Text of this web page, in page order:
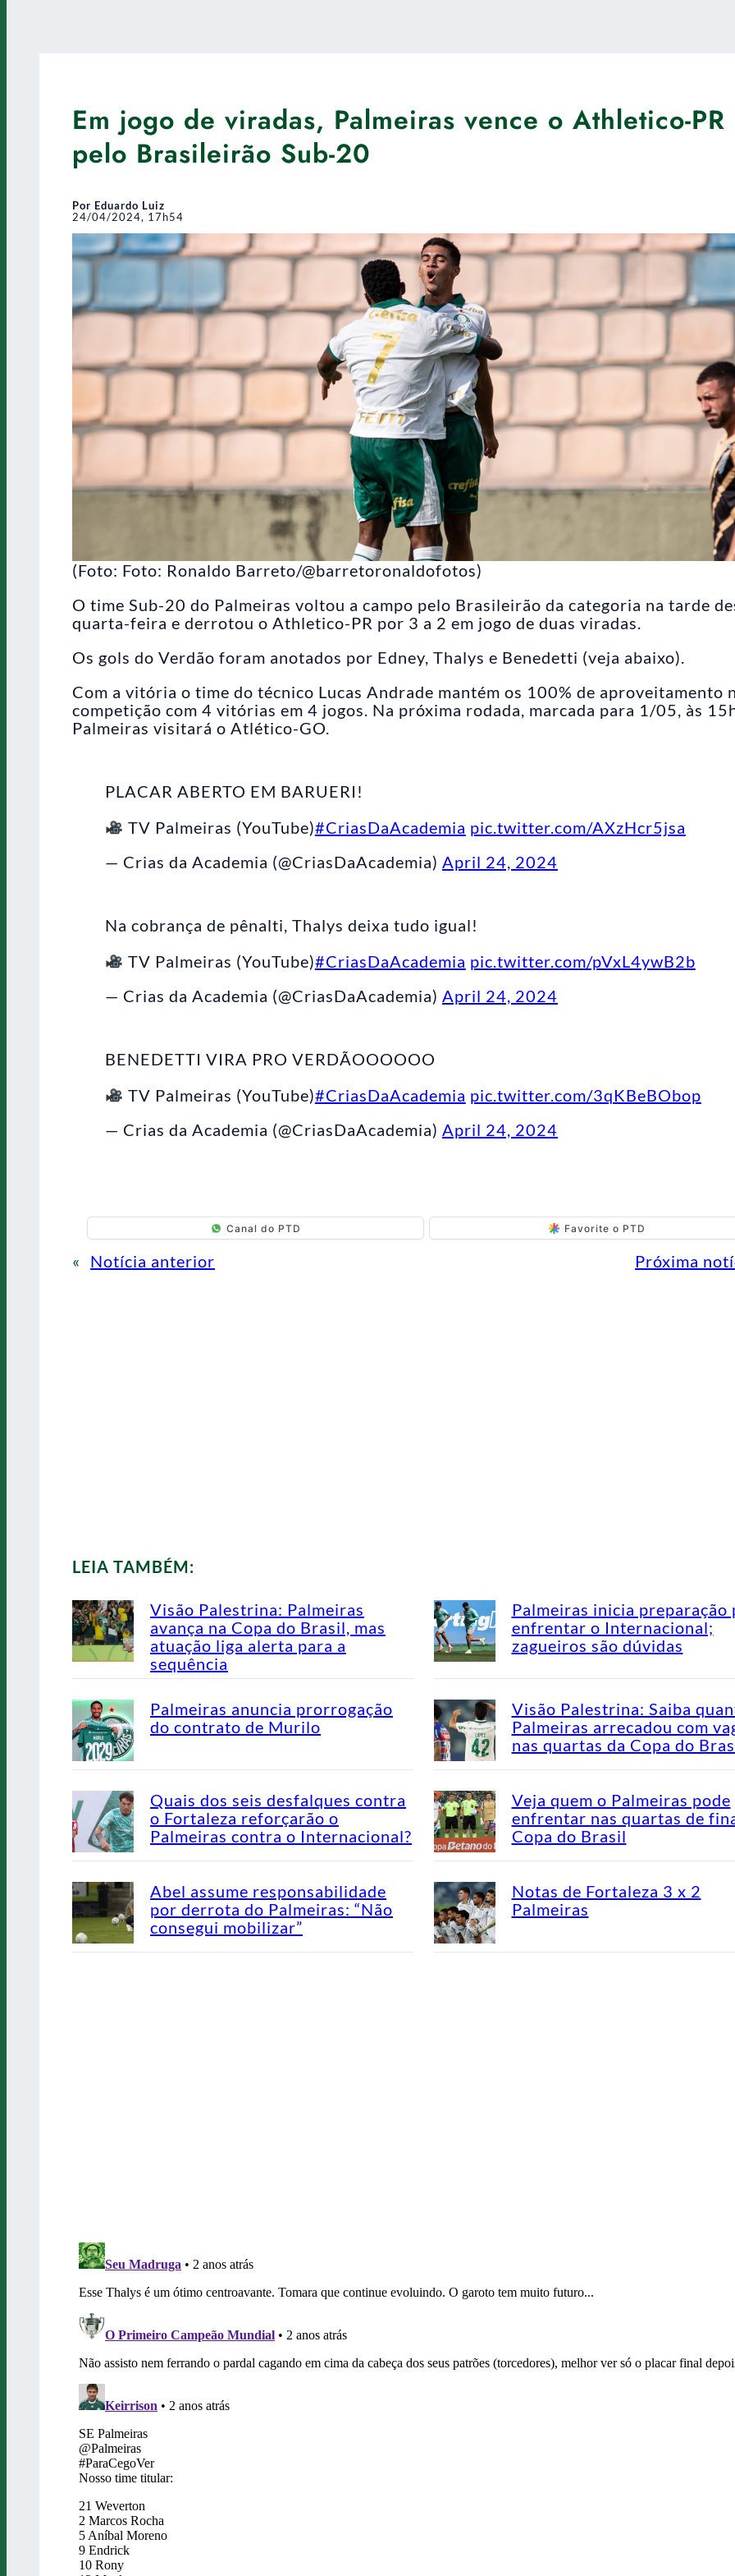
Em jogo de viradas, Palmeiras vence o Athletico-PR
pelo Brasileirão Sub-20
Por Eduardo Luiz
24/04/2024, 17h54
(Foto: Foto: Ronaldo Barreto/@barretoronaldofotos)
O time Sub-20 do Palmeiras voltou a campo pelo Brasileirão da categoria na tarde
quarta-feira e derrotou o Athletico-PR por 3 a 2 em jogo de duas viradas.
Os gols do Verdão foram anotados por Edney, Thalys e Benedetti (veja abaixo).
Com a vitória o time do técnico Lucas Andrade mantém os 100% de aproveitamento
competição com 4 vitórias em 4 jogos. Na próxima rodada, marcada para 1/05, às
Palmeiras visitará o Atlético-GO.
PLACAR ABERTO EM BARUERI!
TV Palmeiras (YouTube)#CriasDaAcademia pic.twitter.com/AXzHcr5jsa
— Crias da Academia (@CriasDaAcademia) April 24, 2024
Na cobrança de pênalti, Thalys deixa tudo igual!
TV Palmeiras (YouTube)#CriasDaAcademia pic.twitter.com/pVxL4ywB2b
— Crias da Academia (@CriasDaAcademia) April 24, 2024
BENEDETTI VIRA PRO VERDÃOOOOOO
TV Palmeiras (YouTube)#CriasDaAcademia pic.twitter.com/3qKBeBObop
— Crias da Academia (@CriasDaAcademia) April 24, 2024
Canal do PTD Favorite o PTD
« Notícia anterior Próxima
LEIA TAMBÉM:
Visão Palestrina: Palmeiras
avança na Copa do Brasil, mas
atuação liga alerta para a
sequência
Palmeiras inicia preparação
enfrentar o Internacional;
zagueiros são dúvidas
Palmeiras anuncia prorrogação
do contrato de Murilo
Visão Palestrina: Saiba
Palmeiras arrecadou com
nas quartas da Copa do
Quais dos seis desfalques contra
o Fortaleza reforçarão o
Palmeiras contra o Internacional?
Veja quem o Palmeiras pode
enfrentar nas quartas de
Copa do Brasil
Abel assume responsabilidade
por derrota do Palmeiras: “Não
consegui mobilizar”
Notas de Fortaleza 3 x 2
Palmeiras